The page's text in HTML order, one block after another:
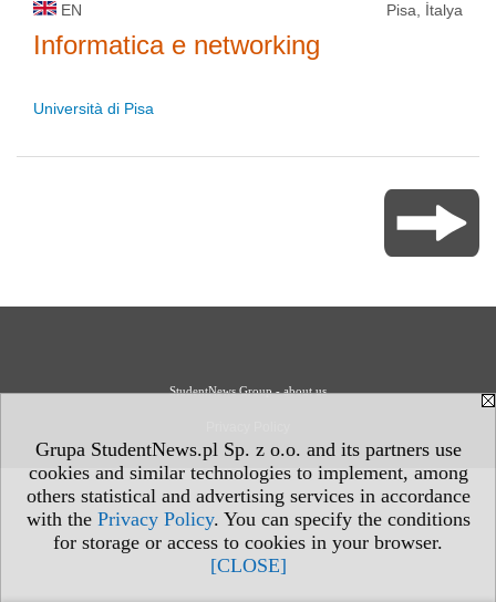
Grupa StudentNews.pl Sp. z o.o. and its partners use
cookies and similar technologies to implement, among
others statistical and advertising services in accordance
with the Privacy Policy. You can specify the conditions
for storage or access to cookies in your browser.
[CLOSE]
EN Pisa, İtalya
Informatica e networking
Università di Pisa
StudentNews Group - about us